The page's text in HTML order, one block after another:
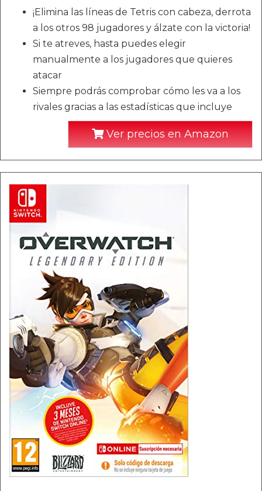
¡Elimina las líneas de Tetris con cabeza, derrota
a los otros 98 jugadores y álzate con la victoria!
Si te atreves, hasta puedes elegir
manualmente a los jugadores que quieres
atacar
Siempre podrás comprobar cómo les va a los
rivales gracias a las estadísticas que incluye
Ver precios en Amazon